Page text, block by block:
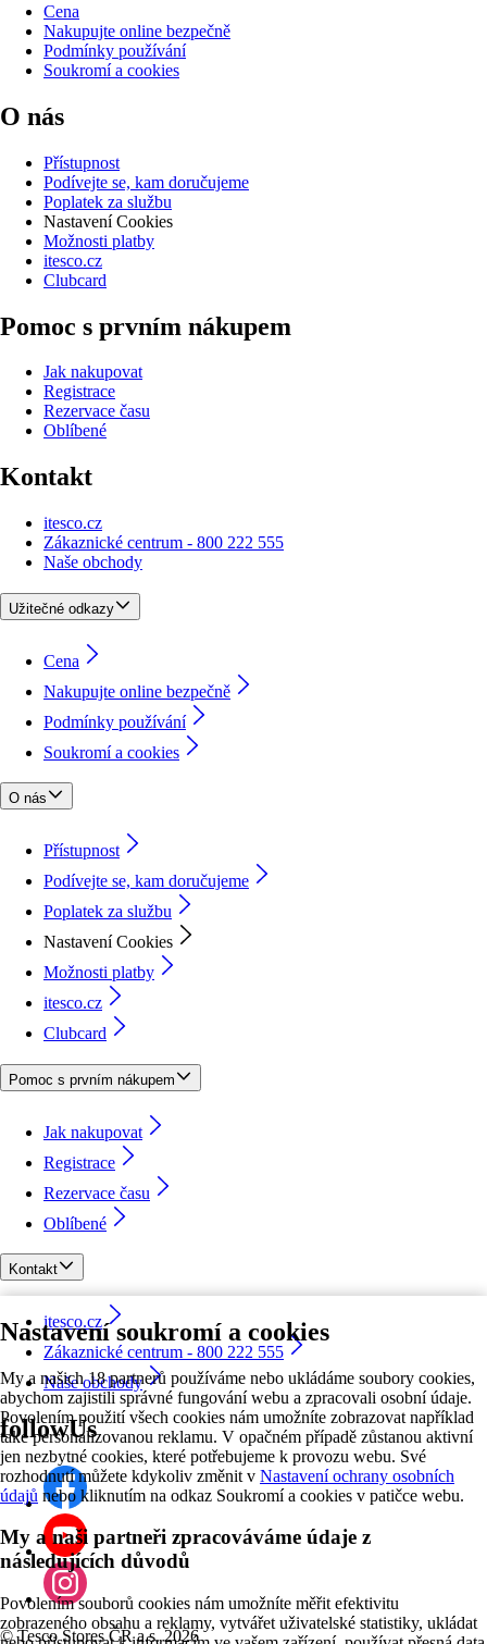
Nastavení soukromí a cookies
My a našich 18 partnerů používáme nebo ukládáme soubory cookies,
abychom zajistili správné fungování webu a zpracovali osobní údaje.
Povolením použití všech cookies nám umožníte zobrazovat například
také personalizovanou reklamu. V opačném případě zůstanou aktivní
jen nezbytné cookies, které potřebujeme k provozu webu. Své
rozhodnutí můžete kdykoliv změnit v Nastavení ochrany osobních
údajů nebo kliknutím na odkaz Soukromí a cookies v patičce webu.
My a naši partneři zpracováváme údaje z
následujících důvodů
Povolením souborů cookies nám umožníte měřit efektivitu
zobrazeného obsahu a reklamy, vytvářet uživatelské statistiky, ukládat
Cena
Nakupujte online bezpečně
Podmínky používání
Soukromí a cookies
O nás
Přístupnost
Podívejte se, kam doručujeme
Poplatek za službu
Nastavení Cookies
Možnosti platby
itesco.cz
Clubcard
Pomoc s prvním nákupem
Jak nakupovat
Registrace
Rezervace času
Oblíbené
Kontakt
itesco.cz
Zákaznické centrum - 800 222 555
Naše obchody
Užitečné odkazy
Cena
Nakupujte online bezpečně
Podmínky používání
Soukromí a cookies
O nás
Přístupnost
Podívejte se, kam doručujeme
Poplatek za službu
Nastavení Cookies
Možnosti platby
itesco.cz
Clubcard
Pomoc s prvním nákupem
Jak nakupovat
Registrace
Rezervace času
Oblíbené
Kontakt
itesco.cz
Zákaznické centrum - 800 222 555
Naše obchody
followUs
©Tesco Stores ČR a.s. 2026